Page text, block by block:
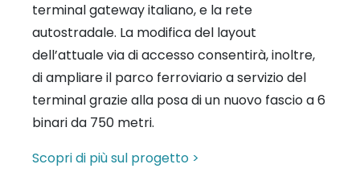
terminal gateway italiano, e la rete
autostradale. La modifica del layout
dell’attuale via di accesso consentirà, inoltre,
di ampliare il parco ferroviario a servizio del
terminal grazie alla posa di un nuovo fascio a 6
binari da 750 metri.
Scopri di più sul progetto >